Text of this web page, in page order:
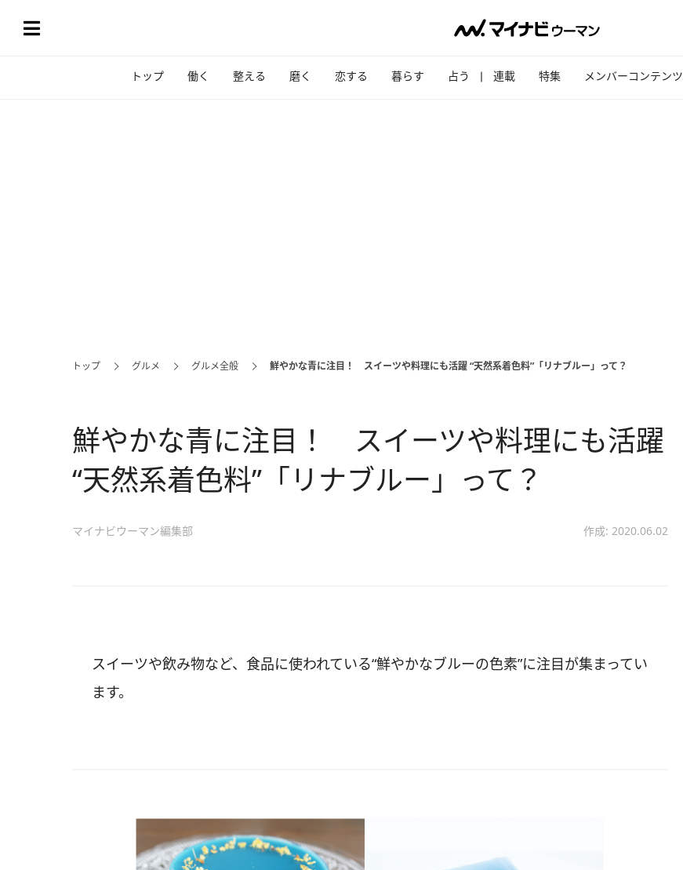
トップ 働く 整える 磨く 恋する 暮らす 占う 連載 特集 メンバーコンテンツ
トップ グルメ グルメ全般 鮮やかな青に注目！ スイーツや料理にも活躍 “天然系着色料”「リナブルー」って？
鮮やかな青に注目！ スイーツや料理にも活躍
“天然系着色料”「リナブルー」って？
マイナビウーマン編集部 作成: 2020.06.02
スイーツや飲み物など、食品に使われている“鮮やかなブルーの色素”に注目が集まってい
ます。